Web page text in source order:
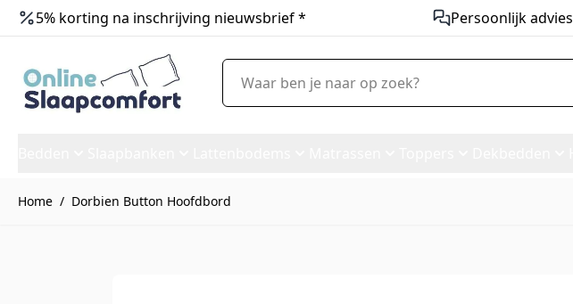
5% korting na inschrijving nieuwsbrief * Persoonlijk advies
Waar ben je naar op zoek?
Home / Dorbien Button Hoofdbord